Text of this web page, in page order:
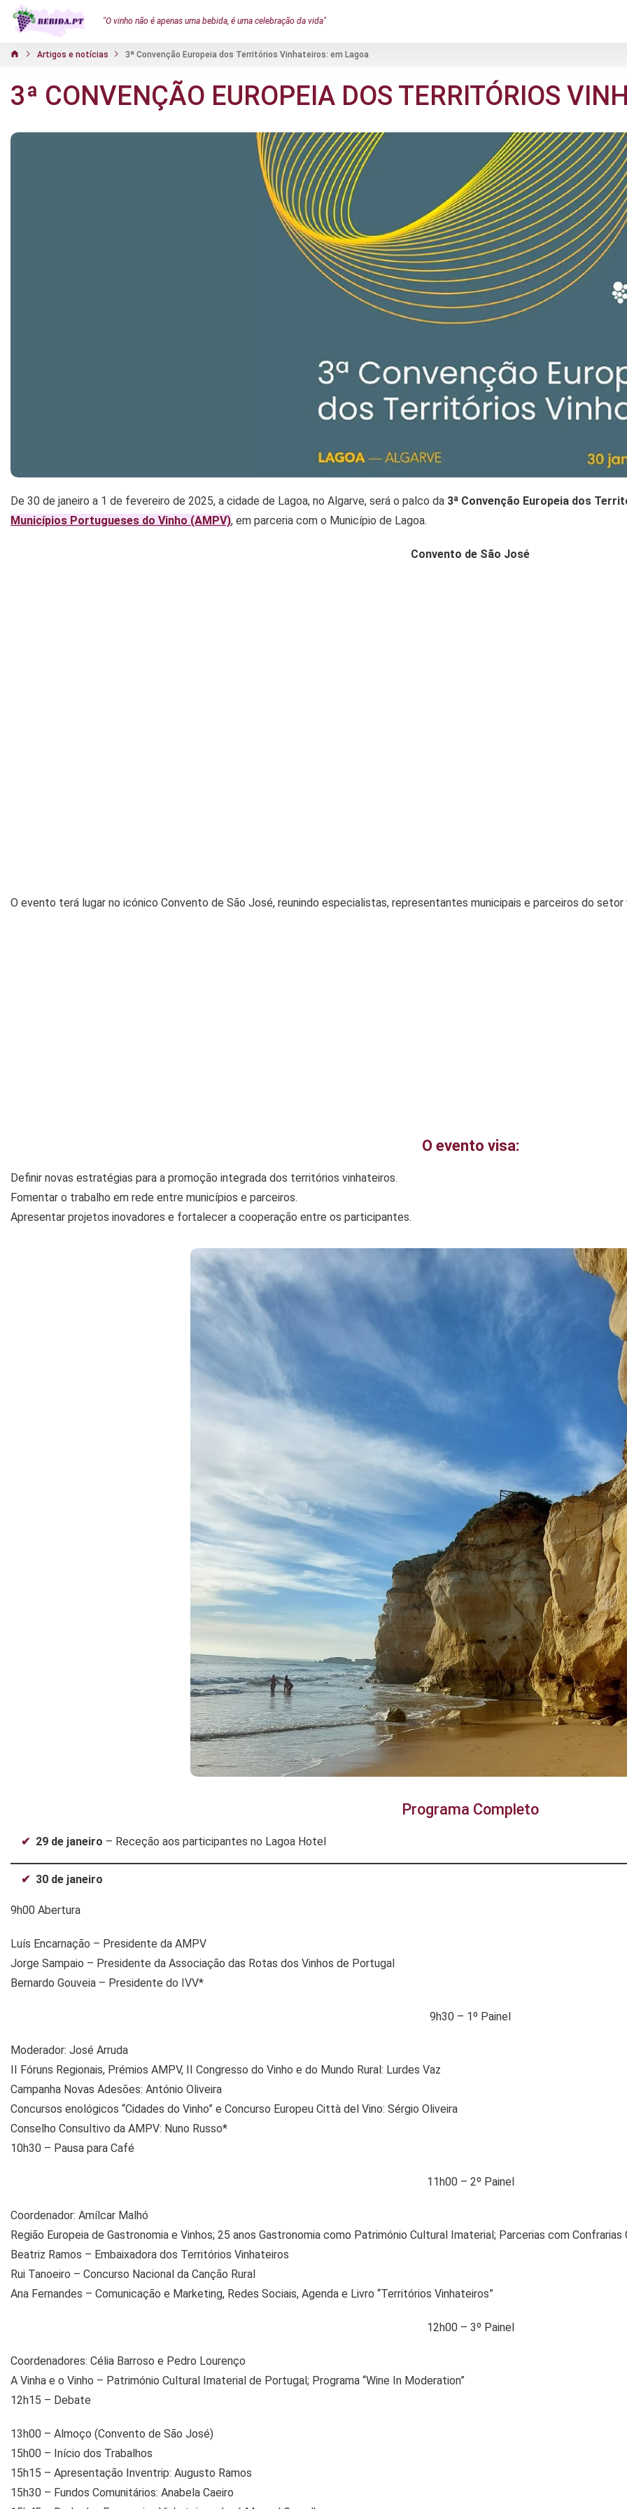
"O vinho não é apenas uma bebida, é uma celebração da vida"
Artigos e notícias 3ª Convenção Europeia dos Territórios Vinhateiros: em Lagoa
3ª CONVENÇÃO EUROPEIA DOS TERRITÓRIOS
De 30 de janeiro a 1 de fevereiro de 2025, a cidade de Lagoa, no Algarve, será o palco da 3ª Convenção Europeia dos
Municípios Portugueses do Vinho (AMPV), em parceria com o Município de Lagoa.
Convento de São José
O evento terá lugar no icónico Convento de São José, reunindo especialistas, representantes municipais e parceiros do setor
O evento visa:
Definir novas estratégias para a promoção integrada dos territórios vinhateiros.
Fomentar o trabalho em rede entre municípios e parceiros.
Apresentar projetos inovadores e fortalecer a cooperação entre os participantes.
Programa Completo
29 de janeiro – Receção aos participantes no Lagoa Hotel
30 de janeiro
9h00 Abertura
Luís Encarnação – Presidente da AMPV
Jorge Sampaio – Presidente da Associação das Rotas dos Vinhos de Portugal
Bernardo Gouveia – Presidente do IVV*
9h30 – 1º Painel
Moderador: José Arruda
II Fóruns Regionais, Prémios AMPV, II Congresso do Vinho e do Mundo Rural: Lurdes Vaz
Campanha Novas Adesões: António Oliveira
Concursos enológicos “Cidades do Vinho” e Concurso Europeu Città del Vino: Sérgio Oliveira
Conselho Consultivo da AMPV: Nuno Russo*
10h30 – Pausa para Café
11h00 – 2º Painel
Coordenador: Amílcar Malhó
Região Europeia de Gastronomia e Vinhos; 25 anos Gastronomia como Património Cultural Imaterial; Parcerias com Confrarias
Beatriz Ramos – Embaixadora dos Territórios Vinhateiros
Rui Tanoeiro – Concurso Nacional da Canção Rural
Ana Fernandes – Comunicação e Marketing, Redes Sociais, Agenda e Livro “Territórios Vinhateiros”
12h00 – 3º Painel
Coordenadores: Célia Barroso e Pedro Lourenço
A Vinha e o Vinho – Património Cultural Imaterial de Portugal; Programa “Wine In Moderation”
12h15 – Debate
13h00 – Almoço (Convento de São José)
15h00 – Início dos Trabalhos
15h15 – Apresentação Inventrip: Augusto Ramos
15h30 – Fundos Comunitários: Anabela Caeiro